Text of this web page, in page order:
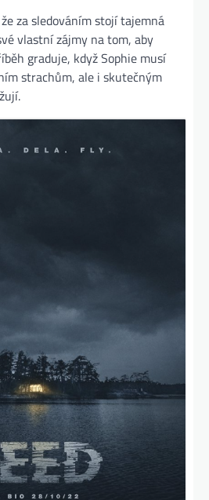
za sledováním stojí tajemná
vlastní zájmy na tom, aby
graduje, když Sophie musí
strachům, ale i skutečným